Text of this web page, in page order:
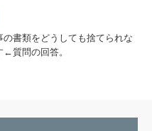
の書類をどうしても捨てられな
←質問の回答。